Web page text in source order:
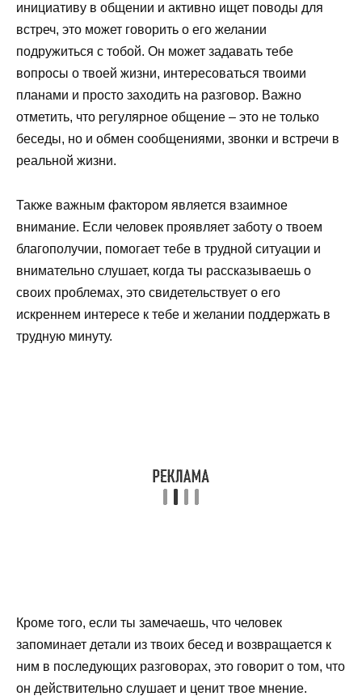
инициативу в общении и активно ищет поводы для
встреч, это может говорить о его желании
подружиться с тобой. Он может задавать тебе
вопросы о твоей жизни, интересоваться твоими
планами и просто заходить на разговор. Важно
отметить, что регулярное общение – это не только
беседы, но и обмен сообщениями, звонки и встречи в
реальной жизни.
Также важным фактором является взаимное
внимание. Если человек проявляет заботу о твоем
благополучии, помогает тебе в трудной ситуации и
внимательно слушает, когда ты рассказываешь о
своих проблемах, это свидетельствует о его
искреннем интересе к тебе и желании поддержать в
трудную минуту.
Кроме того, если ты замечаешь, что человек
запоминает детали из твоих бесед и возвращается к
ним в последующих разговорах, это говорит о том, что
он действительно слушает и ценит твое мнение.